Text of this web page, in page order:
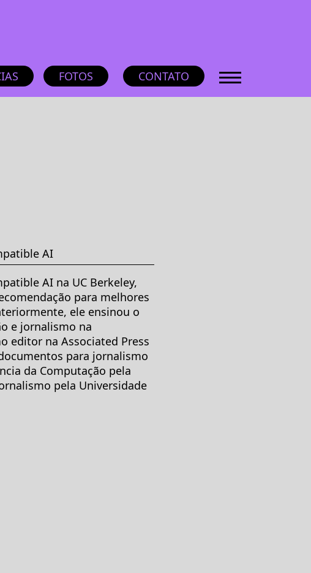
FOTOS CONTATO
AI
AI na UC Berkeley,
para melhores
ele ensinou o
e jornalismo na
editor na Associated Press
para jornalismo
da Computação pela
pela Universidade